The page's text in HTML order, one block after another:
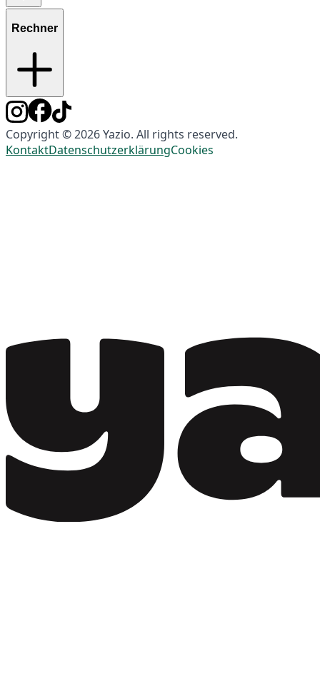
Rechner
Copyright © 2026 Yazio. All rights reserved.
KontaktDatenschutzerklärungCookies